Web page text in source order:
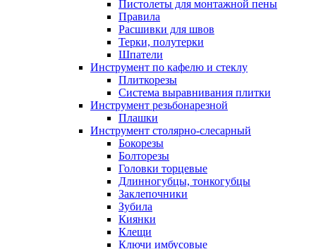
Пистолеты для монтажной пены
Правила
Расшивки для швов
Терки, полутерки
Шпатели
Инструмент по кафелю и стеклу
Плиткорезы
Система выравнивания плитки
Инструмент резьбонарезной
Плашки
Инструмент столярно-слесарный
Бокорезы
Болторезы
Головки торцевые
Длинногубцы, тонкогубцы
Заклепочники
Зубила
Киянки
Клещи
Ключи имбусовые